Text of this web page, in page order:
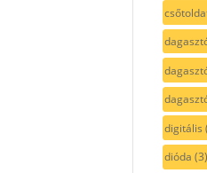
digitális
dióda (3)